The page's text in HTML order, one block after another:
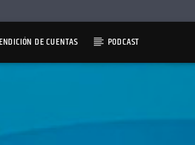
DE CUENTAS PODCAST